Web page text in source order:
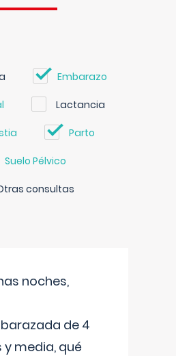
Embarazo
Lactancia
Parto
Suelo Pélvico
consultas
noches,
de 4
media, qué